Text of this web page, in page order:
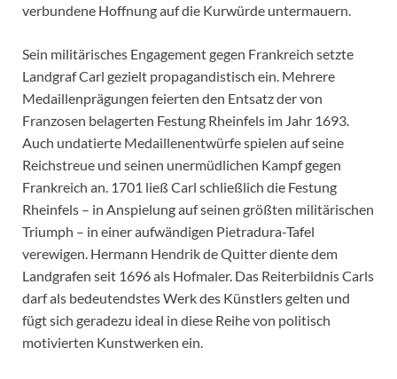
verbundene Hoffnung auf die Kurwürde untermauern.
Sein militärisches Engagement gegen Frankreich setzte
Landgraf Carl gezielt propagandistisch ein. Mehrere
Medaillenprägungen feierten den Entsatz der von
Franzosen belagerten Festung Rheinfels im Jahr 1693.
Auch undatierte Medaillenentwürfe spielen auf seine
Reichstreue und seinen unermüdlichen Kampf gegen
Frankreich an. 1701 ließ Carl schließlich die Festung
Rheinfels – in Anspielung auf seinen größten militärischen
Triumph – in einer aufwändigen Pietradura-Tafel
verewigen. Hermann Hendrik de Quitter diente dem
Landgrafen seit 1696 als Hofmaler. Das Reiterbildnis Carls
darf als bedeutendstes Werk des Künstlers gelten und
fügt sich geradezu ideal in diese Reihe von politisch
motivierten Kunstwerken ein.